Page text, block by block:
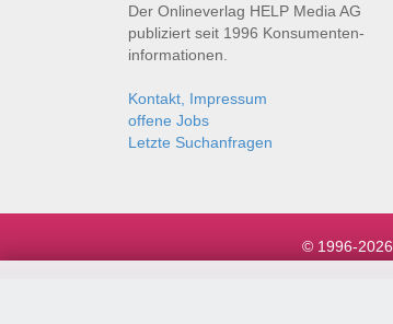
Der Onlineverlag HELP Media AG
publiziert seit 1996 Konsumenten­
informationen.
Kontakt, Impressum
offene Jobs
Letzte Suchanfragen
© 1996-2026